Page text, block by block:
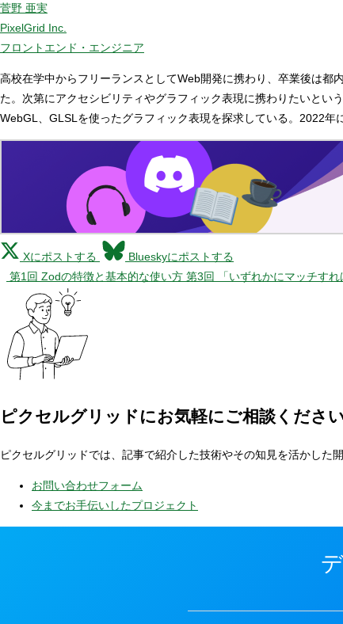
菅野 亜実
PixelGrid Inc.
フロントエンド・エンジニア
高校在学中からフリーランスとしてWeb開発に携わり、卒業後は
た。次第にアクセシビリティやグラフィック表現に携わりたいと
WebGL、GLSLを使ったグラフィック表現を探求している。2022年
Xにポストする
Blueskyにポストする
第1回 Zodの特徴と基本的な使い方 第3回 「いずれかにマッチす
ピクセルグリッドにお気軽にご相談ください
ピクセルグリッドでは、記事で紹介した技術やその知見を活かした
お問い合わせフォーム
今までお手伝いしたプロジェクト